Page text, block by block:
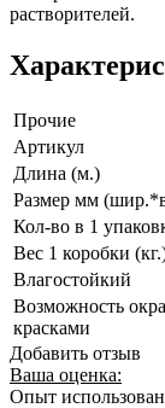
растворителей.
Прочие
Артикул
Длина (м.)
Размер мм
Кол-во в 1
Вес 1 коробки
Влагостойкий
Возможность
красками
Добавить отзыв
Ваша оценка:
Опыт